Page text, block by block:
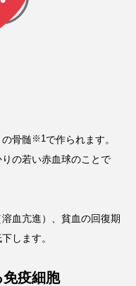
骨髄 ※1 で作られます。
の若い赤血球のことで
血亢進）、貧血の回復期
します。
疫細胞